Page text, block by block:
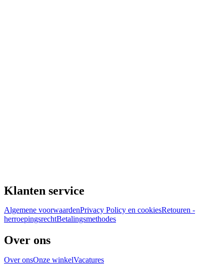
Klanten service
Algemene voorwaardenPrivacy Policy en cookiesRetouren -
herroepingsrechtBetalingsmethodes
Over ons
Over onsOnze winkelVacatures